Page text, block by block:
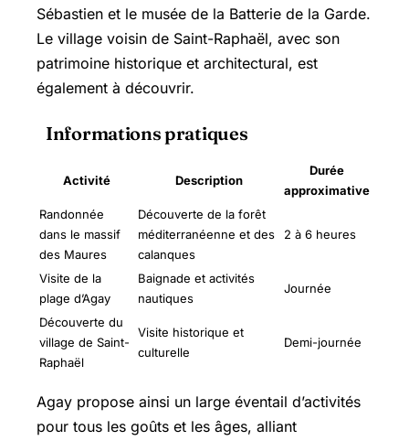
Sébastien et le musée de la Batterie de la Garde.
Le village voisin de Saint-Raphaël, avec son
patrimoine historique et architectural, est
également à découvrir.
Informations pratiques
Activité Description
Durée
approximative
Randonnée
dans le massif
des Maures
Découverte de la forêt
méditerranéenne et des
calanques
2 à 6 heures
Visite de la
plage d’Agay
Baignade et activités
nautiques
Journée
Découverte du
village de Saint-
Raphaël
Visite historique et
culturelle
Demi-journée
Agay propose ainsi un large éventail d’activités
pour tous les goûts et les âges, alliant